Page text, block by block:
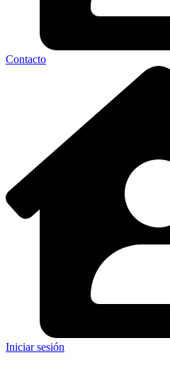
Contacto
Iniciar sesión